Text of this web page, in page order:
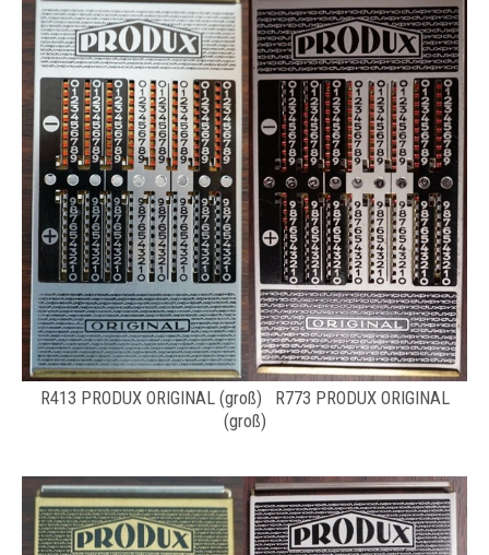
R413 PRODUX ORIGINAL (groß) R773 PRODUX ORIGINAL
(groß)